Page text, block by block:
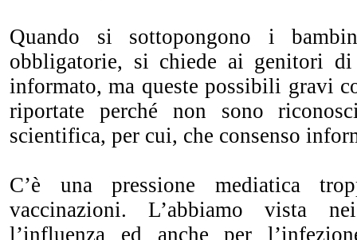
Quando si sottopongono i
obbligatorie, si chiede ai genitori
informato, ma queste possibili gravi
riportate perché non sono
scientifica, per cui, che consenso
C’è una pressione mediatica
vaccinazioni. L’abbiamo vista
l’influenza ed anche per